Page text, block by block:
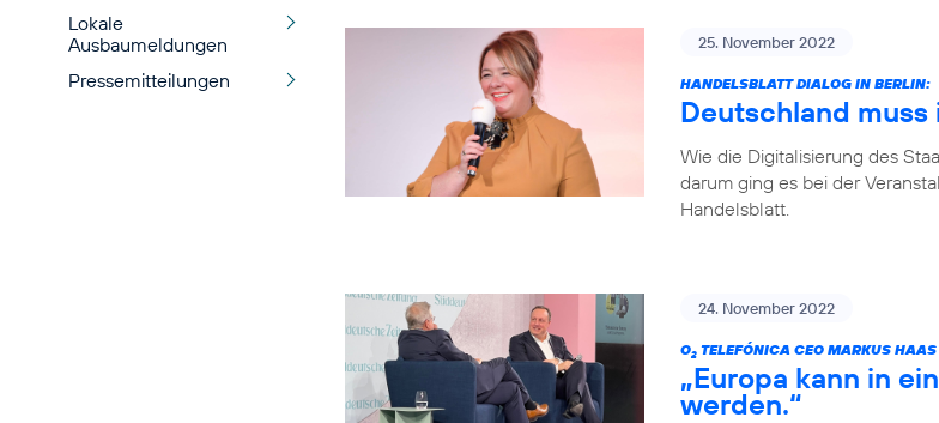
Lokale
Ausbaumeldungen
Pressemitteilungen
25. November 2022
HANDELSBLATT DIALOG IN BERLIN:
Deutschland muss
Wie die Digitalisierung des
darum ging es bei der
Handelsblatt.
24. November 2022
O2 TELEFÓNICA CEO MARKUS
„Europa kann in
werden.“